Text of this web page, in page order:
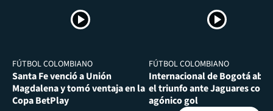
FÚTBOL COLOMBIANO
Santa Fe venció a Unión
Magdalena y tomó ventaja en la
Copa BetPlay
FÚTBOL COLOMBIANO
Internacional de Bogotá
el triunfo ante Jaguares con
agónico gol